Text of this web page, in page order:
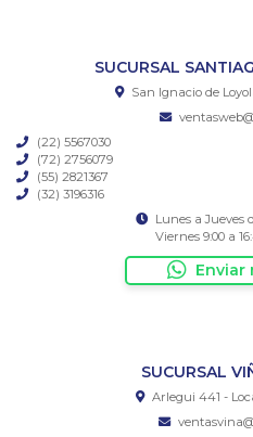
SUCURSAL
San Ignacio de
(22) 5567030
(72) 2756079
(55) 2821367
(32) 3196316
Lunes a Jueves
Viernes 9:00 a
Enviar
SUCURSAL
Arlegui 441 -